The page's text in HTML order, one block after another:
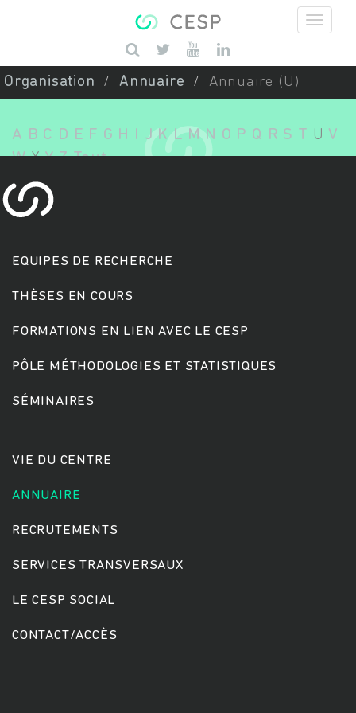
Saisissez vos mots-clés
Organisation Annuaire Annuaire (U)
A B C D E F G H J K L M N O P Q R S T U V
W X Y Z Tout
EQUIPES DE RECHERCHE
THÈSES EN COURS
FORMATIONS EN LIEN AVEC LE CESP
PÔLE MÉTHODOLOGIES ET STATISTIQUES
SÉMINAIRES
VIE DU CENTRE
ANNUAIRE
RECRUTEMENTS
SERVICES TRANSVERSAUX
LE CESP SOCIAL
CONTACT/ACCÈS